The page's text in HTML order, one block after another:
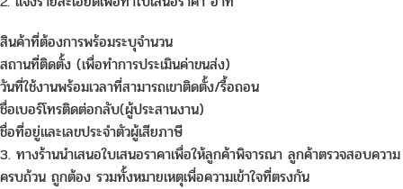
สินค้าที่ต้องการพร้อมระบุจำนวน
สถานที่ติดตั้ง (เพื่อทำการประเมินค่าขนส่ง)
วันที่ใช้งานพร้อมเวลาที่สามารถเขาติดตั้ง/รื้อถอน
ชื่อเบอร์โทรติดต่อกลับ(ผู้ประสานงาน)
ชื่อที่อยู่และเลขประจำตัวผู้เสียภาษี
3. ทางร้านนำเสนอใบเสนอราคาเพื่อให้ลูกค้าพิจารณา ลูกค้าตรวจสอบความ
ครบถ้วน ถูกต้อง รวมทั้งหมายเหตุเพื่อความเข้าใจที่ตรงกัน